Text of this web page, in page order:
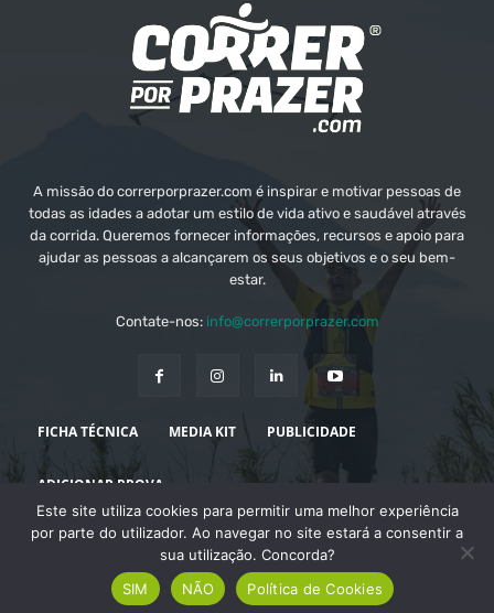
A missão do correrporprazer.com é inspirar e motivar pessoas de
todas as idades a adotar um estilo de vida ativo e saudável através
da corrida. Queremos fornecer informações, recursos e apoio para
ajudar as pessoas a alcançarem os seus objetivos e o seu bem-
estar.
Contate-nos: info@correrporprazer.com
FICHA TÉCNICA MEDIA KIT PUBLICIDADE
ADICIONAR PROVA
© Copyright - Correr Por Prazer 2008 - 2026
Este site utiliza cookies para permitir uma melhor experiência
por parte do utilizador. Ao navegar no site estará a consentir a
sua utilização. Concorda?
SIM
NÃO Política de Cookies